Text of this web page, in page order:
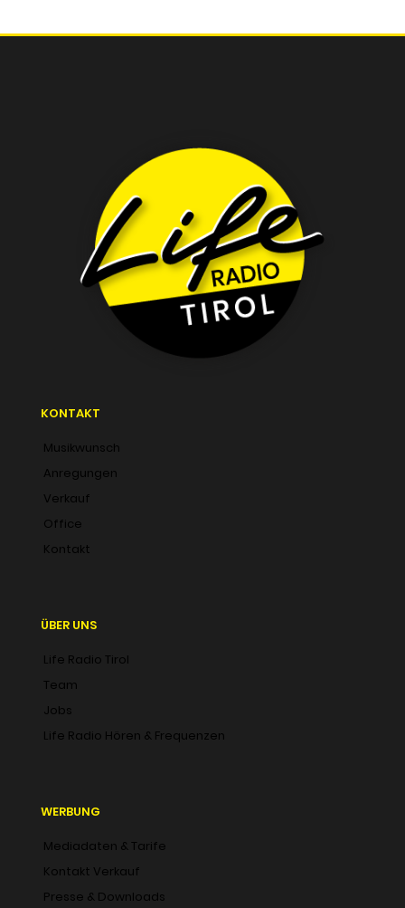
KONTAKT
Musikwunsch
Anregungen
Verkauf
Office
Kontakt
ÜBER UNS
Life Radio Tirol
Team
Jobs
Life Radio Hören & Frequenzen
WERBUNG
Mediadaten & Tarife
Kontakt Verkauf
Presse & Downloads